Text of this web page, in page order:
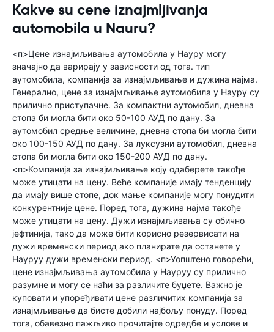
Kakve su cene iznajmljivanja
automobila u Nauru?
<п>Цене изнајмљивања аутомобила у Науру могу
значајно да варирају у зависности од тога. тип
аутомобила, компанија за изнајмљивање и дужина најма.
Генерално, цене за изнајмљивање аутомобила у Науру су
прилично приступачне. За компактни аутомобил, дневна
стопа би могла бити око 50-100 АУД по дану. За
аутомобил средње величине, дневна стопа би могла бити
око 100-150 АУД по дану. За луксузни аутомобил, дневна
стопа би могла бити око 150-200 АУД по дану.
<п>Компанија за изнајмљивање коју одаберете такође
може утицати на цену. Веће компаније имају тенденцију
да имају више стопе, док мање компаније могу понудити
конкурентније цене. Поред тога, дужина најма такође
може утицати на цену. Дужи изнајмљивања су обично
јефтинија, тако да може бити корисно резервисати на
дужи временски период ако планирате да останете у
Науруу дужи временски период. <п>Уопштено говорећи,
цене изнајмљивања аутомобила у Науруу су прилично
разумне и могу се наћи за различите буџете. Важно је
куповати и упоређивати цене различитих компанија за
изнајмљивање да бисте добили најбољу понуду. Поред
тога, обавезно пажљиво прочитајте одредбе и услове и